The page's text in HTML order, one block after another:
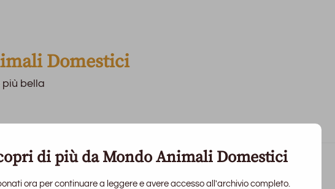
Domestici
più bella
di più da Mondo Animali Domestici
ora per continuare a leggere e avere accesso all'archivio completo.